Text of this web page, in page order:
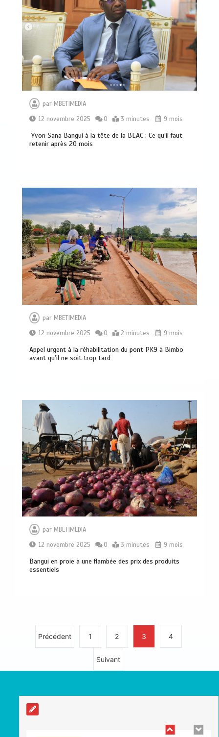
par MBETIMEDIA
12 novembre 2025
0 3 minutes 9 mois
Yvon Sana Bangui à la tête de la BEAC : Ce qu’il faut
retenir après 20 mois
par MBETIMEDIA
12 novembre 2025
0 2 minutes 9 mois
Appel urgent à la réhabilitation du pont PK9 à Bimbo
avant qu’il ne soit trop tard
parMBETIMEDIA
12 novembre 2025
0 3 minutes 9 mois
Bangui en proie à une flambée des prix des produits
essentiels
Précédent 1 2 3 4
Suivant
Centrafrique : Maxime Balalou déclare
la guerre aux pratiques commerciales
illégales à Bangui
0 4 minutes
Haut-Mbomou : le commandant de
brigade de Bambouti s’échappe après
près de huit mois de captivité
2 4 minutes
Axe Boali-Bossembélé : un camion